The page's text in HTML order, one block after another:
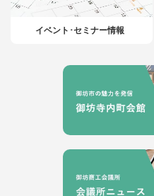
イベント･セミナー情報